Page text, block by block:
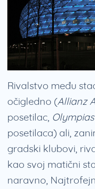
Rivalstvo među
očigledno (Allianz
posetilac,
posetilaca) ali,
gradski klubovi,
kao svoj matični
naravno,